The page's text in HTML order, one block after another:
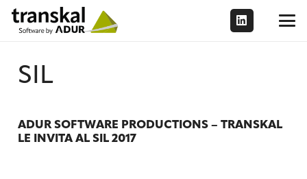
SIL
ADUR SOFTWARE PRODUCTIONS – TRANSKAL
LE INVITA AL SIL 2017